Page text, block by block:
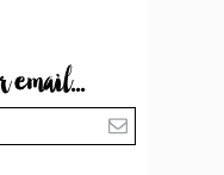
email...